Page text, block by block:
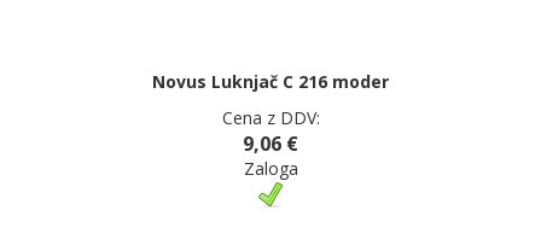
Novus Luknjač C 216 moder
Cena z DDV:
9,06 €
Zaloga